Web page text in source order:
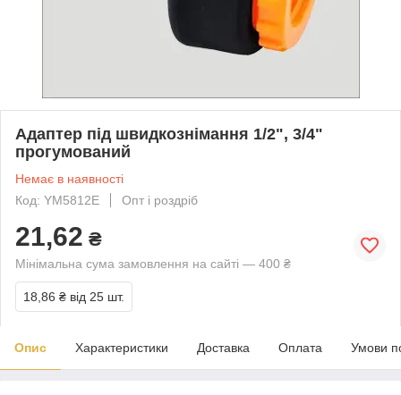
Адаптер під швидкознімання 1/2", 3/4"
прогумований
Немає в наявності
Код: YM5812E
Опт і роздріб
21,62 ₴
Мінімальна сума замовлення на сайті — 400 ₴
18,86 ₴ від 25 шт.
Опис Характеристики Доставка Оплата Умови